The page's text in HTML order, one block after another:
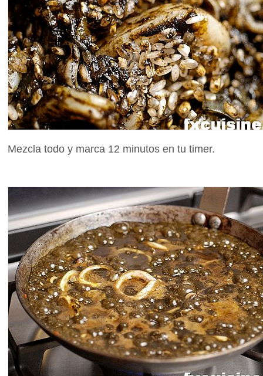
Mezcla todo y marca 12 minutos en tu timer.